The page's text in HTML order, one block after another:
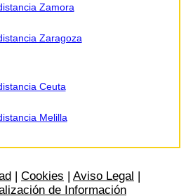
Zamora
Zaragoza
Ceuta
Melilla
| Cookies | Aviso Legal |
de Información